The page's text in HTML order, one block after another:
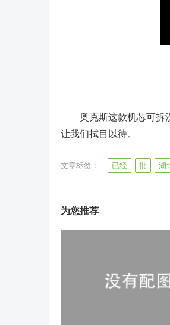
奥克斯这款机芯可拆洗
让我们拭目以待。
文章标签： 已经 批 湖
为您推荐